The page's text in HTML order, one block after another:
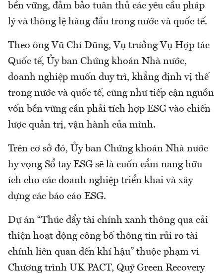
bền vững, đảm bảo tuân thủ các yêu cầu pháp
lý và thông lệ hàng đầu trong nước và quốc tế.
Theo ông Vũ Chí Dũng, Vụ trưởng Vụ Hợp tác
Quốc tế, Ủy ban Chứng khoán Nhà nước,
doanh nghiệp muốn duy trì, khẳng định vị thế
trong nước và quốc tế, cũng như tiếp cận nguồn
vốn bền vững cần phải tích hợp ESG vào chiến
lược quản trị, vận hành của mình.
Trên cơ sở đó, Ủy ban Chứng khoán Nhà nước
hy vọng Sổ tay ESG sẽ là cuốn cẩm nang hữu
ích cho các doanh nghiệp triển khai và xây
dựng các báo cáo ESG.
Dự án “Thúc đẩy tài chính xanh thông qua cải
thiện hoạt động công bố thông tin rủi ro tài
chính liên quan đến khí hậu” thuộc phạm vi
Chương trình UK PACT, Quỹ Green Recovery